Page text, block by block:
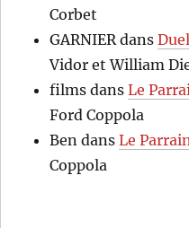
Corbet
GARNIERdans
Vidor et William
films dansLe
Ford Coppola
Ben dansLe
Coppola